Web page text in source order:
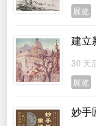
展览
建立
30 天
展览
妙手